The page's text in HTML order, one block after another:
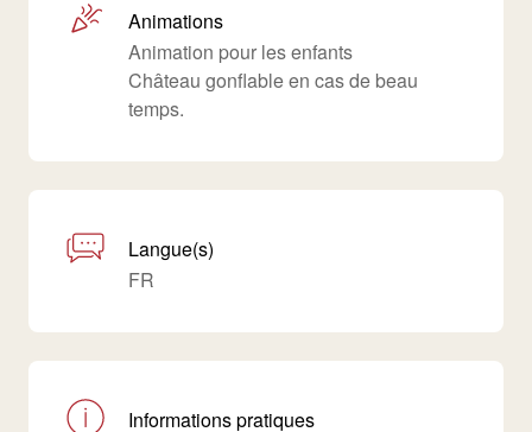
Animations
Animation pour les enfants
Château gonflable en cas de beau
temps.
Langue(s)
FR
Informations pratiques